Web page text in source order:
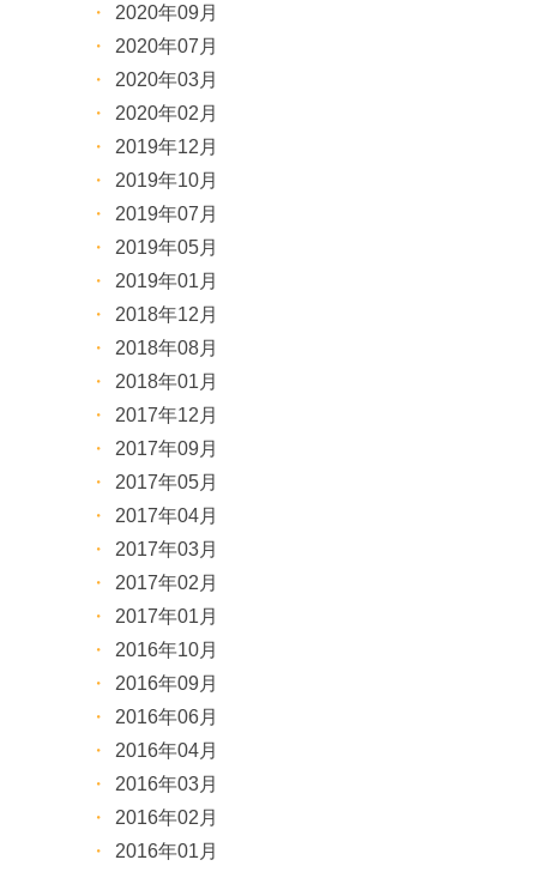
2020年09月
2020年07月
2020年03月
2020年02月
2019年12月
2019年10月
2019年07月
2019年05月
2019年01月
2018年12月
2018年08月
2018年01月
2017年12月
2017年09月
2017年05月
2017年04月
2017年03月
2017年02月
2017年01月
2016年10月
2016年09月
2016年06月
2016年04月
2016年03月
2016年02月
2016年01月